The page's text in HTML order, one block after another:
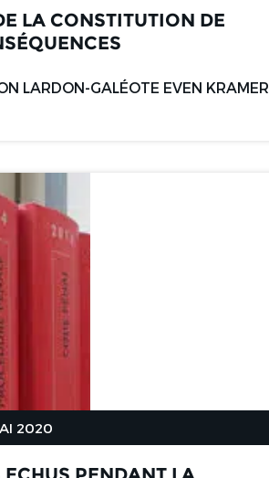
LA CONSTITUTION DE
LARDON-GALÉOTE EVEN KRAMER
2020